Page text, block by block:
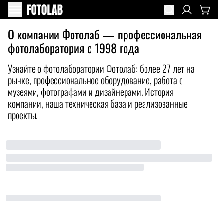
О компании Фотолаб — профессиональная
фотолаборатория с 1998 года
Узнайте о фотолаборатории Фотолаб: более 27 лет на
рынке, профессиональное оборудование, работа с
музеями, фотографами и дизайнерами. История
компании, наша техническая база и реализованные
проекты.